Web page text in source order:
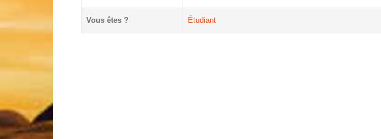
Vous êtes ? Étudiant